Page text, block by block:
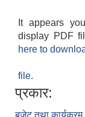
It appears
display PDF
here to
file.
प्रकार: